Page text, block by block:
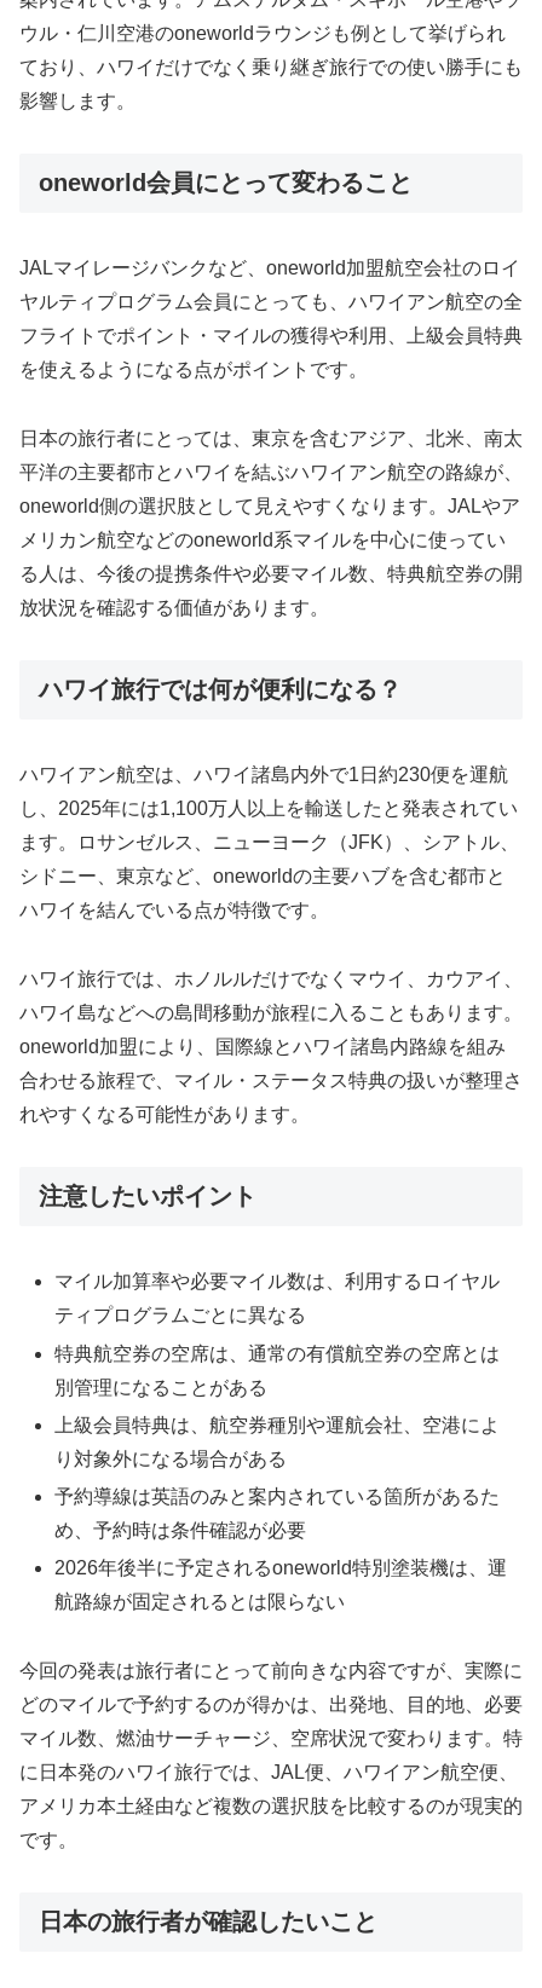
ウル・仁川空港のoneworldラウンジも例として挙げられ
ており、ハワイだけでなく乗り継ぎ旅行での使い勝手にも
影響します。
oneworld会員にとって変わること
JALマイレージバンクなど、oneworld加盟航空会社のロイ
ヤルティプログラム会員にとっても、ハワイアン航空の全
フライトでポイント・マイルの獲得や利用、上級会員特典
を使えるようになる点がポイントです。
日本の旅行者にとっては、東京を含むアジア、北米、南太
平洋の主要都市とハワイを結ぶハワイアン航空の路線が、
oneworld側の選択肢として見えやすくなります。JALやア
メリカン航空などのoneworld系マイルを中心に使ってい
る人は、今後の提携条件や必要マイル数、特典航空券の開
放状況を確認する価値があります。
ハワイ旅行では何が便利になる？
ハワイアン航空は、ハワイ諸島内外で1日約230便を運航
し、2025年には1,100万人以上を輸送したと発表されてい
ます。ロサンゼルス、ニューヨーク（JFK）、シアトル、
シドニー、東京など、oneworldの主要ハブを含む都市と
ハワイを結んでいる点が特徴です。
ハワイ旅行では、ホノルルだけでなくマウイ、カウアイ、
ハワイ島などへの島間移動が旅程に入ることもあります。
oneworld加盟により、国際線とハワイ諸島内路線を組み
合わせる旅程で、マイル・ステータス特典の扱いが整理さ
れやすくなる可能性があります。
注意したいポイント
マイル加算率や必要マイル数は、利用するロイヤル
ティプログラムごとに異なる
特典航空券の空席は、通常の有償航空券の空席とは
別管理になることがある
上級会員特典は、航空券種別や運航会社、空港によ
り対象外になる場合がある
予約導線は英語のみと案内されている箇所があるた
め、予約時は条件確認が必要
2026年後半に予定されるoneworld特別塗装機は、運
航路線が固定されるとは限らない
今回の発表は旅行者にとって前向きな内容ですが、実際に
どのマイルで予約するのが得かは、出発地、目的地、必要
マイル数、燃油サーチャージ、空席状況で変わります。特
に日本発のハワイ旅行では、JAL便、ハワイアン航空便、
アメリカ本土経由など複数の選択肢を比較するのが現実的
です。
日本の旅行者が確認したいこと